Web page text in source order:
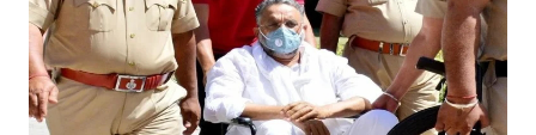
Mau:- प्री बोर्ड टापर्स को किया गया सम्मानित
Mau Beat Media-Dec 14 2022
Mau:-जिलाधिकारी ने गुंडा एक्ट के तहत 10 लोगों को किया जिला
Mau Beat Media -Dec 10 2022
Mau:-मऊ के काजीटोला निवासी गौरव वर्मा बने आइएएस